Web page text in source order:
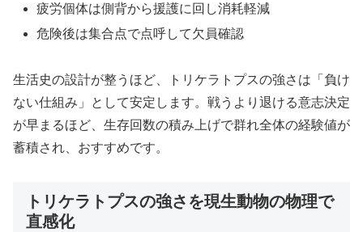
疲労個体は側背から援護に回し消耗軽減
危険後は集合点で点呼して欠員確認
生活史の設計が整うほど、トリケラトプスの強さは「負け
ない仕組み」として安定します。戦うより退ける意志決定
が早まるほど、生存回数の積み上げで群れ全体の経験値が
蓄積され、おすすめです。
トリケラトプスの強さを現生動物の物理で
直感化